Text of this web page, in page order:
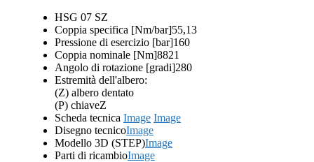
HSG 07 SZ
Coppia specifica [Nm/bar]55,13
Pressione di esercizio [bar]160
Coppia nominale [Nm]8821
Angolo di rotazione [gradi]280
Estremità dell'albero:
(Z) albero dentato
(P) chiaveZ
Scheda tecnica Image Image
Disegno tecnicoImage
Modello 3D (STEP)Image
Parti di ricambioImage